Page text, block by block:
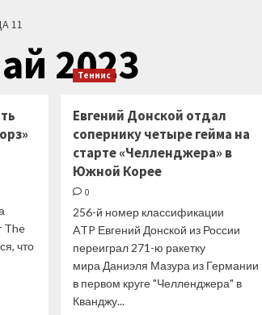
11
2023
The
что
Теннис
Евгений Донской отдал
сопернику четыре гейма на
старте «Челленджера» в
Южной Корее
0
256-й номер классификации
ATP Евгений Донской из России
переиграл 271-ю ракетку
мира Даниэля Мазура из Германии
в первом круге "Челленджера" в
Кванджу...